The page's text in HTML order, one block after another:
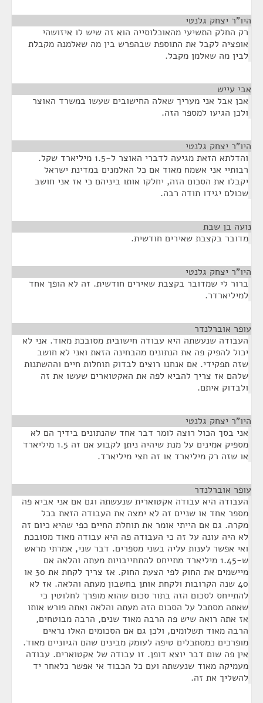
היו"ר יצחק גלנטי
רק החלק התשיעי מהאוכלוסייה הוא זה שיש לו איזושהי
אופציה לקבל את התוספת שבהפרש בין מה שאלמנה מקבלת
לבין מה שאלמן מקבל.
אבי עייש
אכן אבל אני מעריך שאלה החישובים שעשו במשרד האוצר
ולכן הגיעו למספר הזה.
היו"ר יצחק גלנטי
והדלתא הזאת מגיעה לדברי האוצר ל-1.5 מיליארד שקל.
רבותיי אני אשמח מאוד אם כל האלמנים במדינת ישראל
יקבלו את הסכום הזה, יחלקו אותו ביניהם כי אז אני חושב
שכולם יגידו תודה רבה.
נועה בן שבת
מדובר בקצבת שאירים חודשית.
היו"ר יצחק גלנטי
ברור לי שמדובר בקצבת שאירים חודשית. זה לא הופך אחד
למיליארדר.
עופר אוברלנדר
העבודה שנעשתה היא עבודה חישובית מסובכת מאוד. אני לא
יכול להפיק פה את הנתונים מהבחינה הזאת ואני לא חושב
שזה תפקידי. אם אנחנו רוצים לבדוק תוחלות חיים וההשתנות
שלהם אז צריך להביא לפה את האקטוארים שעשו את זה
ולבדוק איתם.
היו"ר יצחק גלנטי
אני בסך הכול רוצה לומר דבר אחד שהנתונים בידיך הם לא
מספיק אמינים על מנת שיהיה ניתן לקבוע אם זה 1.5 מיליארד
או שזה רק מיליארד או זה חצי מיליארד.
עופר אוברלנדר
העבודה היא עבודה אקטוארית שנעשתה וגם אם אני אביא פה
מספר אחד או שניים זה לא ימצה את העבודה הזאת בכל
מקרה. גם אם הייתי אומר את תוחלת החיים כפי שהיא כיום זה
לא היה עונה על זה כי העבודה פה היא עבודה מאוד מסובכת
ואי אפשר לענות עליה בשני מספרים. דבר שני, אמרתי מראש
ש-1.45 מיליארד מתייחס להתחייבויות מעתה והלאה אם
מיישמים את החוק לפי הצעת החוק. אז צריך לקחת את 30 או
40 שנה הקרובות ולקחת אותן בחשבון מעתה והלאה. אז לא
להתייחס לסכום הזה בתור סכום שהוא מופרך לחלוטין כי
שאתה מסתכל על הסכום הזה מעתה והלאה ואתה פורש אותו
אז אתה רואה שיש פה הרבה מאוד שנים, הרבה מבוטחים,
הרבה מאוד תשלומים, ולכן גם אם הסכומים האלו נראים
מופרכים כמסתכלים טיפה לעומק מבינים שהם הגיוניים מאוד.
אין פה שום דבר יוצא דופן. זו עבודה של אקטוארים. עבודה
מעמיקה מאוד שנעשתה ועם כל הכבוד אי אפשר כלאחר יד
להשליך את זה.